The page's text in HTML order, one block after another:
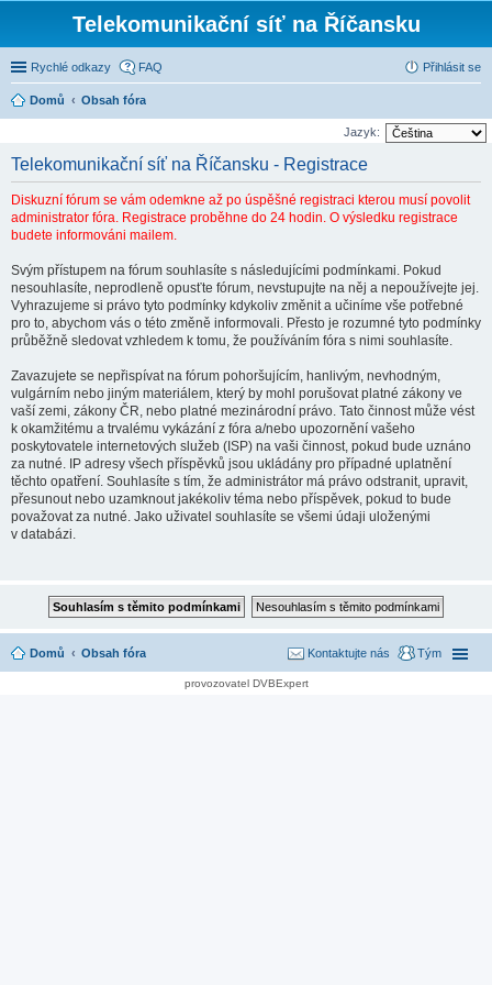
Telekomunikační síť na Říčansku
Rychlé odkazy FAQ Přihlásit se
Domů Obsah fóra
Jazyk:
Telekomunikační síť na Říčansku - Registrace
Diskuzní fórum se vám odemkne až po úspěšné registraci kterou musí povolit
administrator fóra. Registrace proběhne do 24 hodin. O výsledku registrace
budete informováni mailem.
Svým přístupem na fórum souhlasíte s následujícími podmínkami. Pokud
nesouhlasíte, neprodleně opusťte fórum, nevstupujte na něj a nepoužívejte jej.
Vyhrazujeme si právo tyto podmínky kdykoliv změnit a učiníme vše potřebné
pro to, abychom vás o této změně informovali. Přesto je rozumné tyto podmínky
průběžně sledovat vzhledem k tomu, že používáním fóra s nimi souhlasíte.
Zavazujete se nepřispívat na fórum pohoršujícím, hanlivým, nevhodným,
vulgárním nebo jiným materiálem, který by mohl porušovat platné zákony ve
vaší zemi, zákony ČR, nebo platné mezinárodní právo. Tato činnost může vést
k okamžitému a trvalému vykázání z fóra a/nebo upozornění vašeho
poskytovatele internetových služeb (ISP) na vaši činnost, pokud bude uznáno
za nutné. IP adresy všech příspěvků jsou ukládány pro případné uplatnění
těchto opatření. Souhlasíte s tím, že administrátor má právo odstranit, upravit,
přesunout nebo uzamknout jakékoliv téma nebo příspěvek, pokud to bude
považovat za nutné. Jako uživatel souhlasíte se všemi údaji uloženými
v databázi.
Domů Obsah fóra Tým
Kontaktujte nás
provozovatel DVBExpert